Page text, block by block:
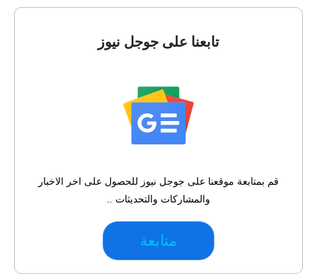
تابعنا على جوجل نيوز
قم بمتابعة موقعنا على جوجل نيوز للحصول على اخر الاخبار
والمشاركات والتحديثات ..
متابعة